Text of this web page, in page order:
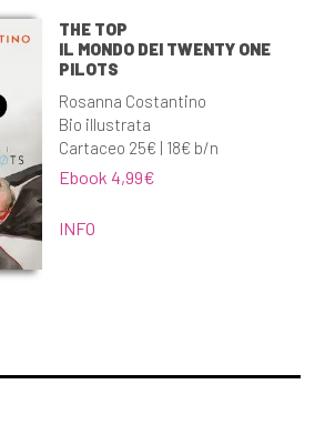
THE TOP
IL MONDO DEI TWENTY ONE
PILOTS
Rosanna Costantino
Bio illustrata
Cartaceo 25€ | 18€ b/n
Ebook 4,99€
INFO